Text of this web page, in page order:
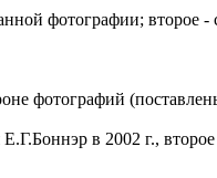
фотографии; второе
фотографий
в 2002 г.,